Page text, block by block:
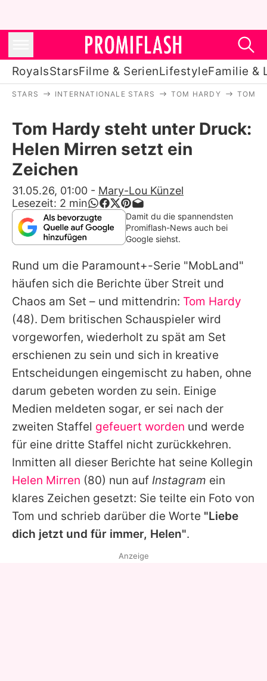
RoyalsStarsFilme & SerienLifestyleFamilie &
Stars
Filme & Serien
Lifestyle
Familie & Liebe
Promiflash Exklusiv
Alle Themen auf Promiflash
Jobs
App runterladen
Team
Redaktionelle Richtlinien
Datenschutzerklärung
Utiq verwalten
STARS INTERNATIONALE STARS TOM HARDY TOM
Tom Hardy steht unter Druck:
Helen Mirren setzt ein
Zeichen
31.05.26, 01:00 - Mary-Lou Künzel
Lesezeit: 2 min
Damit du die spannendsten
Promiflash-News auch bei
Google siehst.
Rund um die Paramount+-Serie "MobLand"
häufen sich die Berichte über Streit und
Chaos am Set – und mittendrin: Tom Hardy
(48). Dem britischen Schauspieler wird
vorgeworfen, wiederholt zu spät am Set
erschienen zu sein und sich in kreative
Entscheidungen eingemischt zu haben, ohne
darum gebeten worden zu sein. Einige
Medien meldeten sogar, er sei nach der
zweiten Staffel gefeuert worden und werde
für eine dritte Staffel nicht zurückkehren.
Inmitten all dieser Berichte hat seine Kollegin
Helen Mirren (80) nun auf Instagram ein
klares Zeichen gesetzt: Sie teilte ein Foto von
Tom und schrieb darüber die Worte "Liebe
dich jetzt und für immer, Helen".
Anzeige